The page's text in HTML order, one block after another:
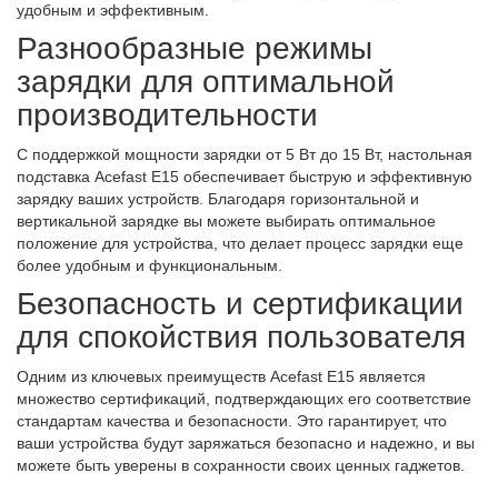
удобным и эффективным.
Разнообразные режимы
зарядки для оптимальной
производительности
С поддержкой мощности зарядки от 5 Вт до 15 Вт, настольная
подставка Acefast E15 обеспечивает быструю и эффективную
зарядку ваших устройств. Благодаря горизонтальной и
вертикальной зарядке вы можете выбирать оптимальное
положение для устройства, что делает процесс зарядки еще
более удобным и функциональным.
Безопасность и сертификации
для спокойствия пользователя
Одним из ключевых преимуществ Acefast E15 является
множество сертификаций, подтверждающих его соответствие
стандартам качества и безопасности. Это гарантирует, что
ваши устройства будут заряжаться безопасно и надежно, и вы
можете быть уверены в сохранности своих ценных гаджетов.